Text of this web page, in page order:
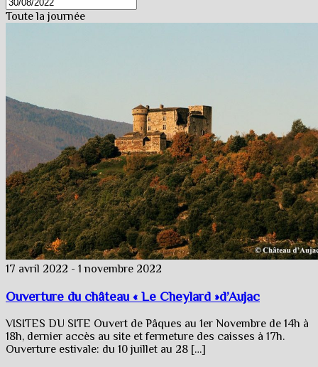
Toute la journée
17 avril 2022 - 1 novembre 2022
Ouverture du château « Le Cheylard »d’Aujac
VISITES DU SITE Ouvert de Pâques au 1er Novembre de 14h à
18h, dernier accès au site et fermeture des caisses à 17h.
Ouverture estivale: du 10 juillet au 28 […]